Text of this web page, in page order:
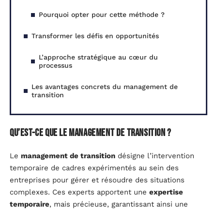
Pourquoi opter pour cette méthode ?
Transformer les défis en opportunités
L’approche stratégique au cœur du
processus
Les avantages concrets du management de
transition
Qu’est-ce que le management de transition ?
Le management de transition désigne l’intervention
temporaire de cadres expérimentés au sein des
entreprises pour gérer et résoudre des situations
complexes. Ces experts apportent une expertise
temporaire, mais précieuse, garantissant ainsi une